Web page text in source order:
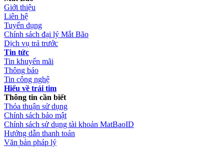
Giới thiệu
Liên hệ
Tuyển dụng
Chính sách đại lý Mắt Bão
Dịch vụ trả trước
Tin tức
Tin khuyến mãi
Thông báo
Tin công nghệ
Hiểu về trái tim
Thông tin cần biết
Thỏa thuận sử dụng
Chính sách bảo mật
Chính sách sử dụng tài khoản MatBaoID
Hướng dẫn thanh toán
Văn bản pháp lý